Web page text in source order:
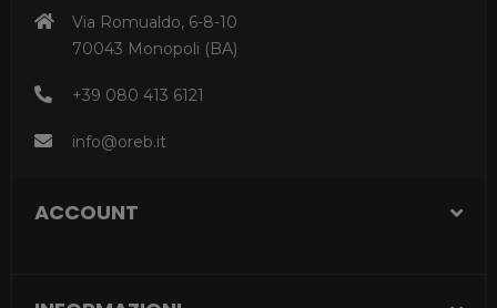
Via Romualdo, 6-8-10
70043 Monopoli (BA)
+39 080 413 6121
info@oreb.it
ACCOUNT